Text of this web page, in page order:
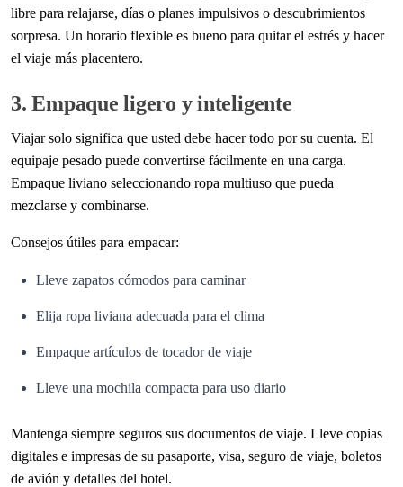
libre para relajarse, días o planes impulsivos o descubrimientos
sorpresa. Un horario flexible es bueno para quitar el estrés y hacer
el viaje más placentero.
3. Empaque ligero y inteligente
Viajar solo significa que usted debe hacer todo por su cuenta. El
equipaje pesado puede convertirse fácilmente en una carga.
Empaque liviano seleccionando ropa multiuso que pueda
mezclarse y combinarse.
Consejos útiles para empacar:
Lleve zapatos cómodos para caminar
Elija ropa liviana adecuada para el clima
Empaque artículos de tocador de viaje
Lleve una mochila compacta para uso diario
Mantenga siempre seguros sus documentos de viaje. Lleve copias
digitales e impresas de su pasaporte, visa, seguro de viaje, boletos
de avión y detalles del hotel.